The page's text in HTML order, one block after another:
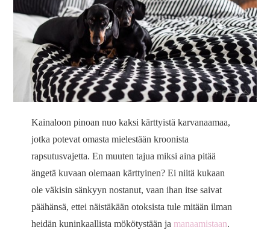
Kainaloon pinoan nuo kaksi kärttyistä karvanaamaa,
jotka potevat omasta mielestään kroonista
rapsutusvajetta. En muuten tajua miksi aina pitää
ängetä kuvaan olemaan kärttyinen? Ei niitä kukaan
ole väkisin sänkyyn nostanut, vaan ihan itse saivat
päähänsä, ettei näistäkään otoksista tule mitään ilman
heidän kuninkaallista mökötystään ja manaamistaan.